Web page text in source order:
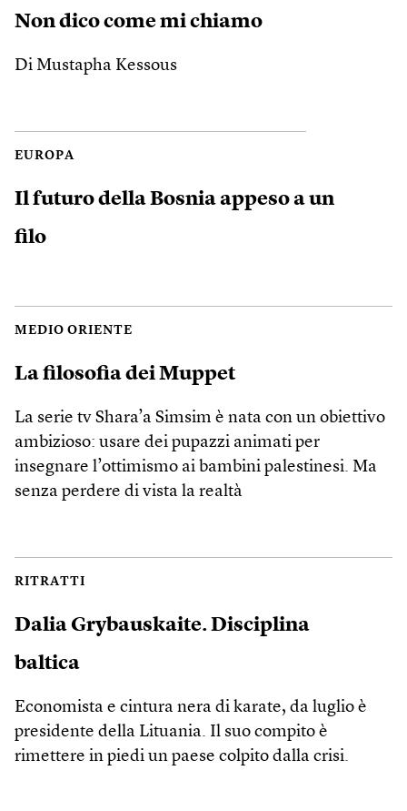
Non dico come mi chiamo
Di Mustapha Kessous
EUROPA
Il futuro della Bosnia appeso a un
filo
MEDIO ORIENTE
La filosofia dei Muppet
La serie tv Shara’a Simsim è nata con un obiettivo
ambizioso: usare dei pupazzi animati per
insegnare l’ottimismo ai bambini palestinesi. Ma
senza perdere di vista la realtà
RITRATTI
Dalia Grybauskaite. Disciplina
baltica
Economista e cintura nera di karate, da luglio è
presidente della Lituania. Il suo compito è
rimettere in piedi un paese colpito dalla crisi.